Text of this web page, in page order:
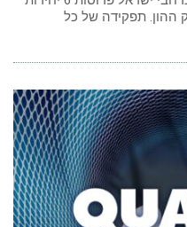
ההון. תפקידה של כל